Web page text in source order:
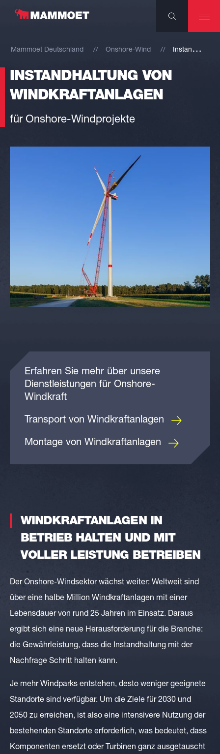
Mammoet Deutschland Onshore-Wind I
nstandhaltung von Windkraftanlagen
INSTANDHALTUNG VON
WINDKRAFTANLAGEN
für Onshore-Windprojekte
Erfahren Sie mehr über unsere
Dienstleistungen für Onshore-
Windkraft
Transport von Windkraftanlagen
Montage von Windkraftanlagen
WINDKRAFTANLAGEN IN
BETRIEB HALTEN UND MIT
VOLLER LEISTUNG BETREIBEN
Der Onshore-Windsektor wächst weiter: Weltweit sind
über eine halbe Million Windkraftanlagen mit einer
Lebensdauer von rund 25 Jahren im Einsatz. Daraus
ergibt sich eine neue Herausforderung für die Branche:
die Gewährleistung, dass die Instandhaltung mit der
Nachfrage Schritt halten kann.
Je mehr Windparks entstehen, desto weniger geeignete
Standorte sind verfügbar. Um die Ziele für 2030 und
2050 zu erreichen, ist also eine intensivere Nutzung der
bestehenden Standorte erforderlich, was bedeutet, dass
Komponenten ersetzt oder Turbinen ganz ausgetauscht